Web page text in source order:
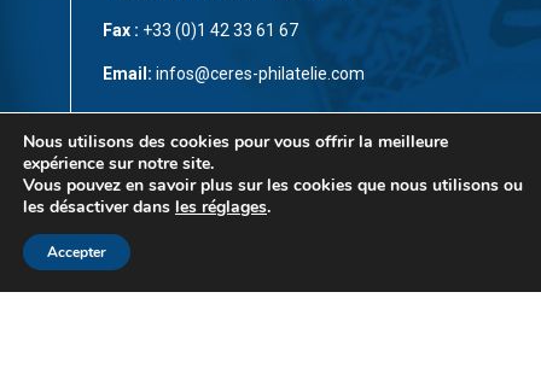
Fax : +33 (0)1 42 33 61 67
Email: infos@ceres-philatelie.com
Mentions légales
Contact
Nous utilisons des cookies pour vous offrir la meilleure
expérience sur notre site.
Vous pouvez en savoir plus sur les cookies que nous utilisons ou
les désactiver dans les réglages.
Accepter